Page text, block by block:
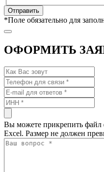
*Поле обязательно для
ОФОРМИТЬ
Вы можете прикрепить файл
Excel. Размер не должен